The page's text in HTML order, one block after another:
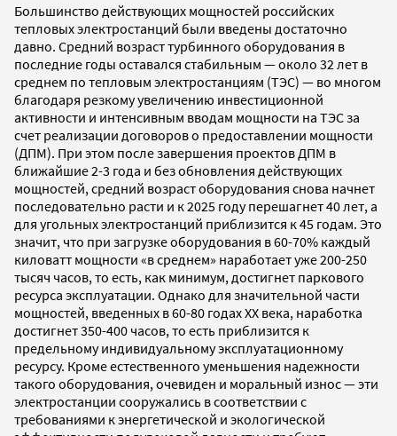
Большинство действующих мощностей российских
тепловых электростанций были введены достаточно
давно. Средний возраст турбинного оборудования в
последние годы оставался стабильным — около 32 лет в
среднем по тепловым электростанциям (ТЭС) — во многом
благодаря резкому увеличению инвестиционной
активности и интенсивным вводам мощности на ТЭС за
счет реализации договоров о предоставлении мощности
(ДПМ). При этом после завершения проектов ДПМ в
ближайшие 2-3 года и без обновления действующих
мощностей, средний возраст оборудования снова начнет
последовательно расти и к 2025 году перешагнет 40 лет, а
для угольных электростанций приблизится к 45 годам. Это
значит, что при загрузке оборудования в 60-70% каждый
киловатт мощности «в среднем» наработает уже 200-250
тысяч часов, то есть, как минимум, достигнет паркового
ресурса эксплуатации. Однако для значительной части
мощностей, введенных в 60-80 годах XX века, наработка
достигнет 350-400 часов, то есть приблизится к
предельному индивидуальному эксплуатационному
ресурсу. Кроме естественного уменьшения надежности
такого оборудования, очевиден и моральный износ — эти
электростанции сооружались в соответствии с
требованиями к энергетической и экологической